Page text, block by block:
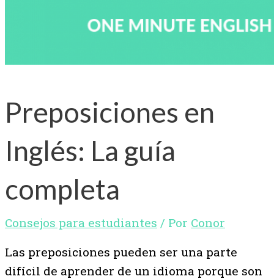
Preposiciones en
Inglés: La guía
completa
Consejos para estudiantes / Por Conor
Las preposiciones pueden ser una parte
difícil de aprender de un idioma porque son